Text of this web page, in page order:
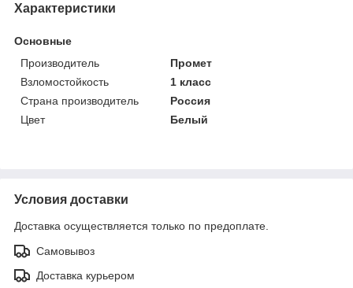
Характеристики
Основные
Производитель
Промет
Взломостойкость
1 класс
Страна производитель
Россия
Цвет
Белый
Условия доставки
Доставка осуществляется только по предоплате.
Самовывоз
Доставка курьером